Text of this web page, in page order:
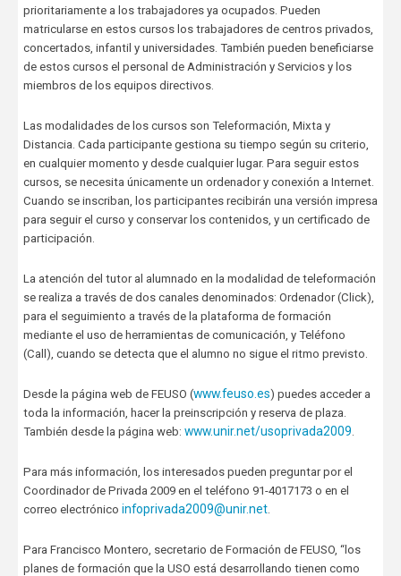
prioritariamente a los trabajadores ya ocupados. Pueden
matricularse en estos cursos los trabajadores de centros privados,
concertados, infantil y universidades. También pueden beneficiarse
de estos cursos el personal de Administración y Servicios y los
miembros de los equipos directivos.
Las modalidades de los cursos son Teleformación, Mixta y
Distancia. Cada participante gestiona su tiempo según su criterio,
en cualquier momento y desde cualquier lugar. Para seguir estos
cursos, se necesita únicamente un ordenador y conexión a Internet.
Cuando se inscriban, los participantes recibirán una versión impresa
para seguir el curso y conservar los contenidos, y un certificado de
participación.
La atención del tutor al alumnado en la modalidad de teleformación
se realiza a través de dos canales denominados: Ordenador (Click),
para el seguimiento a través de la plataforma de formación
mediante el uso de herramientas de comunicación, y Teléfono
(Call), cuando se detecta que el alumno no sigue el ritmo previsto.
Desde la página web de FEUSO (www.feuso.es) puedes acceder a
toda la información, hacer la preinscripción y reserva de plaza.
También desde la página web: www.unir.net/usoprivada2009.
Para más información, los interesados pueden preguntar por el
Coordinador de Privada 2009 en el teléfono 91-4017173 o en el
correo electrónico infoprivada2009@unir.net.
Para Francisco Montero, secretario de Formación de FEUSO, “los
planes de formación que la USO está desarrollando tienen como